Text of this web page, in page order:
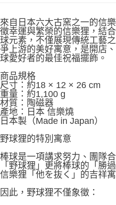
來自日本六大古窯之一的信
徵幸運與繁榮的信樂狸，結
球元素，不僅展現傳統工藝
爭上游的美好寓意，是開店
球愛好者的最佳祝福擺飾。
商品規格
尺寸：約18 × 12 × 26 cm
重量：約1,100 g
材質：陶磁器
產地：日本 信樂燒
日本製（Made in Japan）
野球狸的特別寓意
棒球是一項講求努力、團隊
「野球狸」更將棒球的「勝
信樂狸「他を抜く」的吉祥
因此，野球狸不僅象徵：